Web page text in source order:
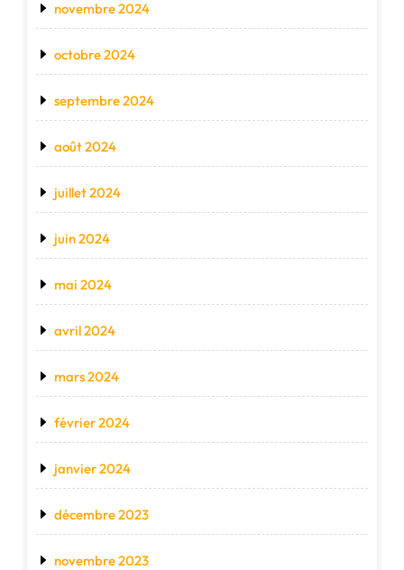
novembre 2024
octobre 2024
septembre 2024
août 2024
juillet 2024
juin 2024
mai 2024
avril 2024
mars 2024
février 2024
janvier 2024
décembre 2023
novembre 2023